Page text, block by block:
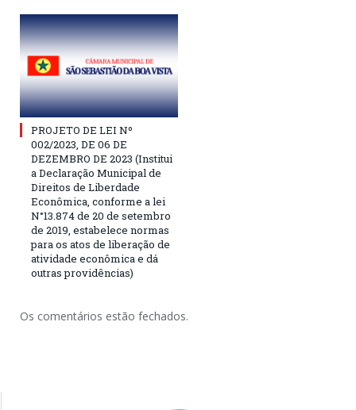
PROJETO DE LEI Nº
002/2023, DE 06 DE
DEZEMBRO DE 2023 (Institui
a Declaração Municipal de
Direitos de Liberdade
Econômica, conforme a lei
N°13.874 de 20 de setembro
de 2019, estabelece normas
para os atos de liberação de
atividade econômica e dá
outras providências)
Os comentários estão fechados.